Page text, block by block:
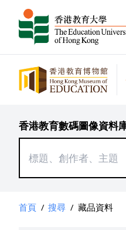
香港教育數碼圖像資料
首頁 / 搜尋 / 藏品資料